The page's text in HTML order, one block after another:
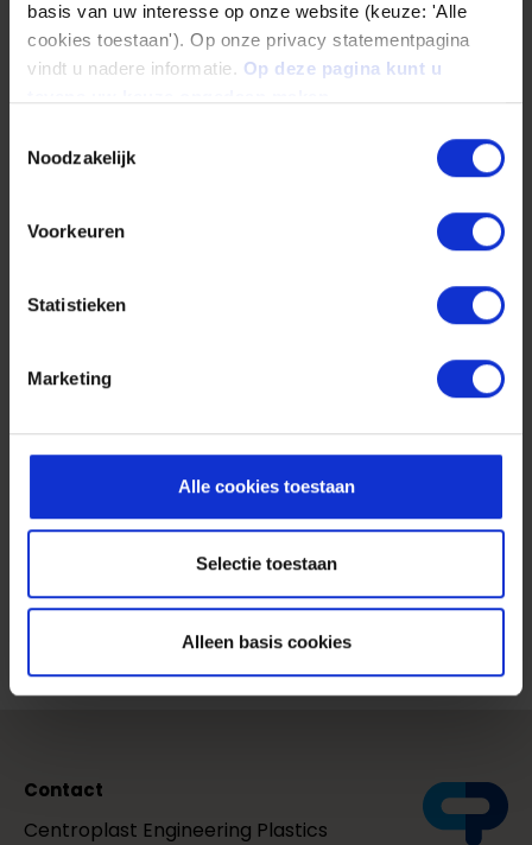
basis van uw interesse op onze website (keuze: 'Alle
cookies toestaan'). Op onze privacy statementpagina
vindt u nadere informatie. Op deze pagina kunt u
Noodzakelijk
Voorkeuren
Statistieken
Marketing
Alle cookies toestaan
Selectie toestaan
Alleen basis cookies
Finished parts: Services
Read more
Rapid Prototyping
Read more
Contact
Centroplast Engineering Plastics